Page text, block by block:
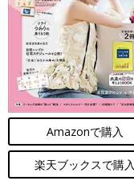
Amazonで購入
楽天ブックスで購入